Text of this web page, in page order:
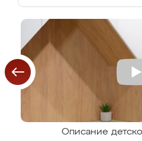
Описание